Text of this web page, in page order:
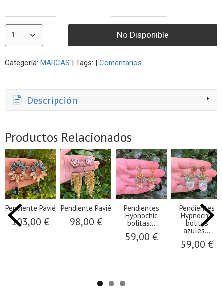
No Disponible
Categoría: MARCAS | Tags: | Comentarios
Descripción
Productos Relacionados
Pendiente Pavié
103,00 €
Pendiente Pavié
98,00 €
Pendientes
Hypnochic
bolitas...
59,00 €
Pendientes
Hypnochic
bolitas
azules...
59,00 €